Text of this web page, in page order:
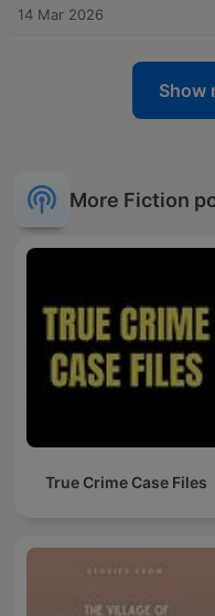
14 Mar 2026
Show
More Fiction
True Crime Case Files